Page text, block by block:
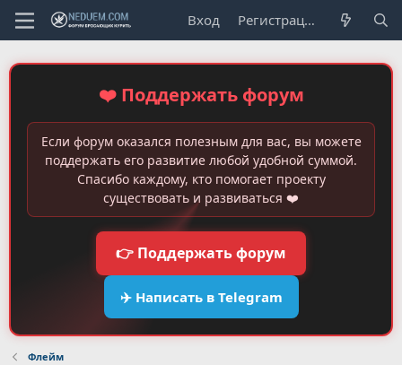
Вход Регистрация
❤️ Поддержать форум
Если форум оказался полезным для вас, вы можете
поддержать его развитие любой удобной суммой.
Спасибо каждому, кто помогает проекту
существовать и развиваться ❤️
👉 Поддержать форум
✈️ Написать в Telegram
Флейм